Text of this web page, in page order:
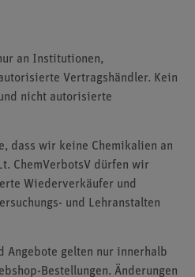
an Institutionen,
Vertragshändler. Kein
nicht autorisierte
dass wir keine Chemikalien an
ChemVerbotsV dürfen wir
Wiederverkäufer und
und Lehranstalten
Angebote gelten nur innerhalb
Bestellungen. Änderungen